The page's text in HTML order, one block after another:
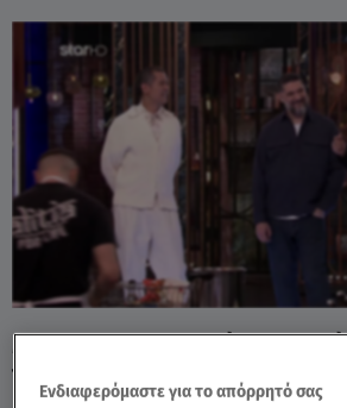
MasterChef - Ιωαννίδης: Η
του που τον..έλιωσε - Video
Ενδιαφερόμαστε για το απόρρητό σας